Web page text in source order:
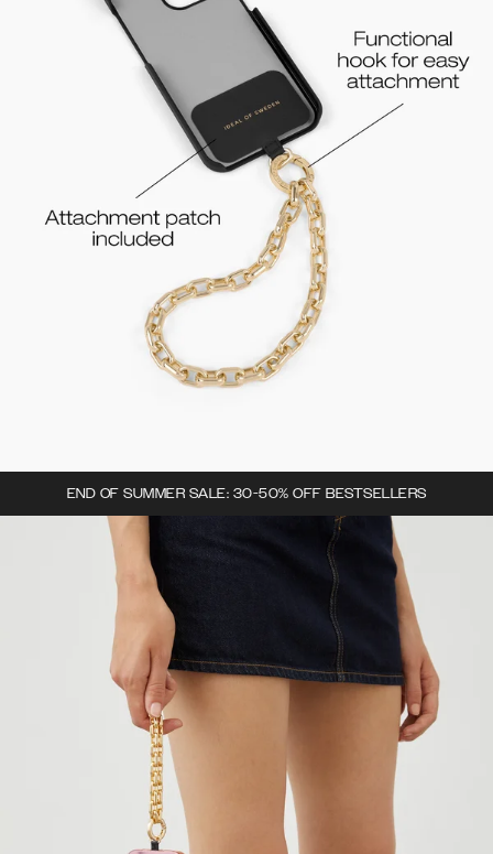
END OF SUMMER SALE: 30-50% OFF BESTSELLERS